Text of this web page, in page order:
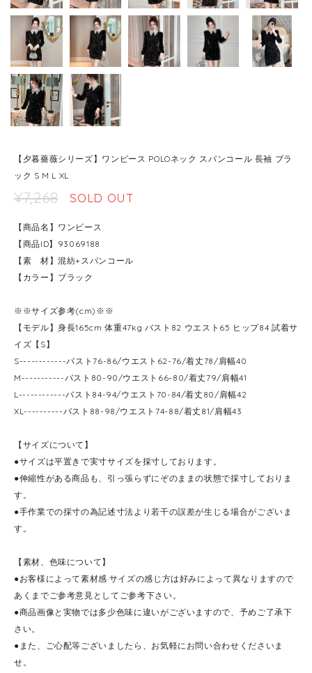
【夕暮薔薇シリーズ】ワンピース POLOネック スパンコール 長袖 ブラ
ック S M L XL
¥7,268 SOLD OUT
【商品名】ワンピース
【商品ID】93069188
【素 材】混紡+スパンコール
【カラー】ブラック
※※サイズ参考(cm)※※
【モデル】身長165cm 体重47kg バスト82 ウエスト65 ヒップ84 試着サ
イズ【S】
S------------バスト76-86/ウエスト62-76/着丈78/肩幅40
M-----------バスト80-90/ウエスト66-80/着丈79/肩幅41
L------------バスト84-94/ウエスト70-84/着丈80/肩幅42
XL----------バスト88-98/ウエスト74-88/着丈81/肩幅43
【サイズについて】
●サイズは平置きで実寸サイズを採寸しております。
●伸縮性がある商品も、引っ張らずにぞのままの状態で採寸しておりま
す。
●手作業での採寸の為記述寸法より若干の誤差が生じる場合がございま
す。
【素材、色味について】
●お客様によって素材感·サイズの感じ方は好みによって異なりますので
あくまでご参考意見としてご参考下さい。
●商品画像と実物では多少色味に違いがございますので、予めご了承下
さい。
●また、ご心配等ございましたら、お気軽にお問い合わせくださいま
せ。